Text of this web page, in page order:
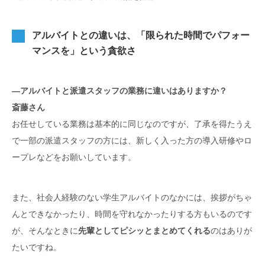
アルバイトとの違いは、「限られた時間でパフォー
マンスを」という貪欲さ
―アルバイトと派遣スタッフの業務に違いはありますか？
斎藤さん
お任せしている業務は基本的に同じなのですが、了承を得たうえ
で一部の派遣スタッフの方には、新しく入った方の導入研修やロ
ープレなどをお願いしています。
また、社会人経験のない学生アルバイトのなかには、挨拶がちゃ
んとできなかったり、時間を守れなかったりする方もいるのです
が、そんなときに先輩としてピシッとまとめてくれるのはありが
たいですね。